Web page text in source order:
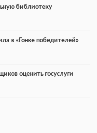
библиотеку
в «Гонке победителей»
оценить госуслуги